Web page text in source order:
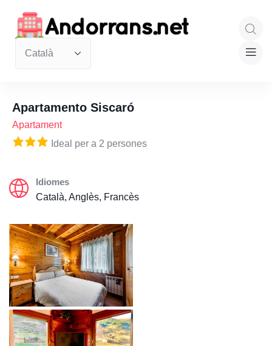
Apartamento Siscaró
Apartament
Ideal per a 2 persones
Idiomes
Català, Anglès, Francès